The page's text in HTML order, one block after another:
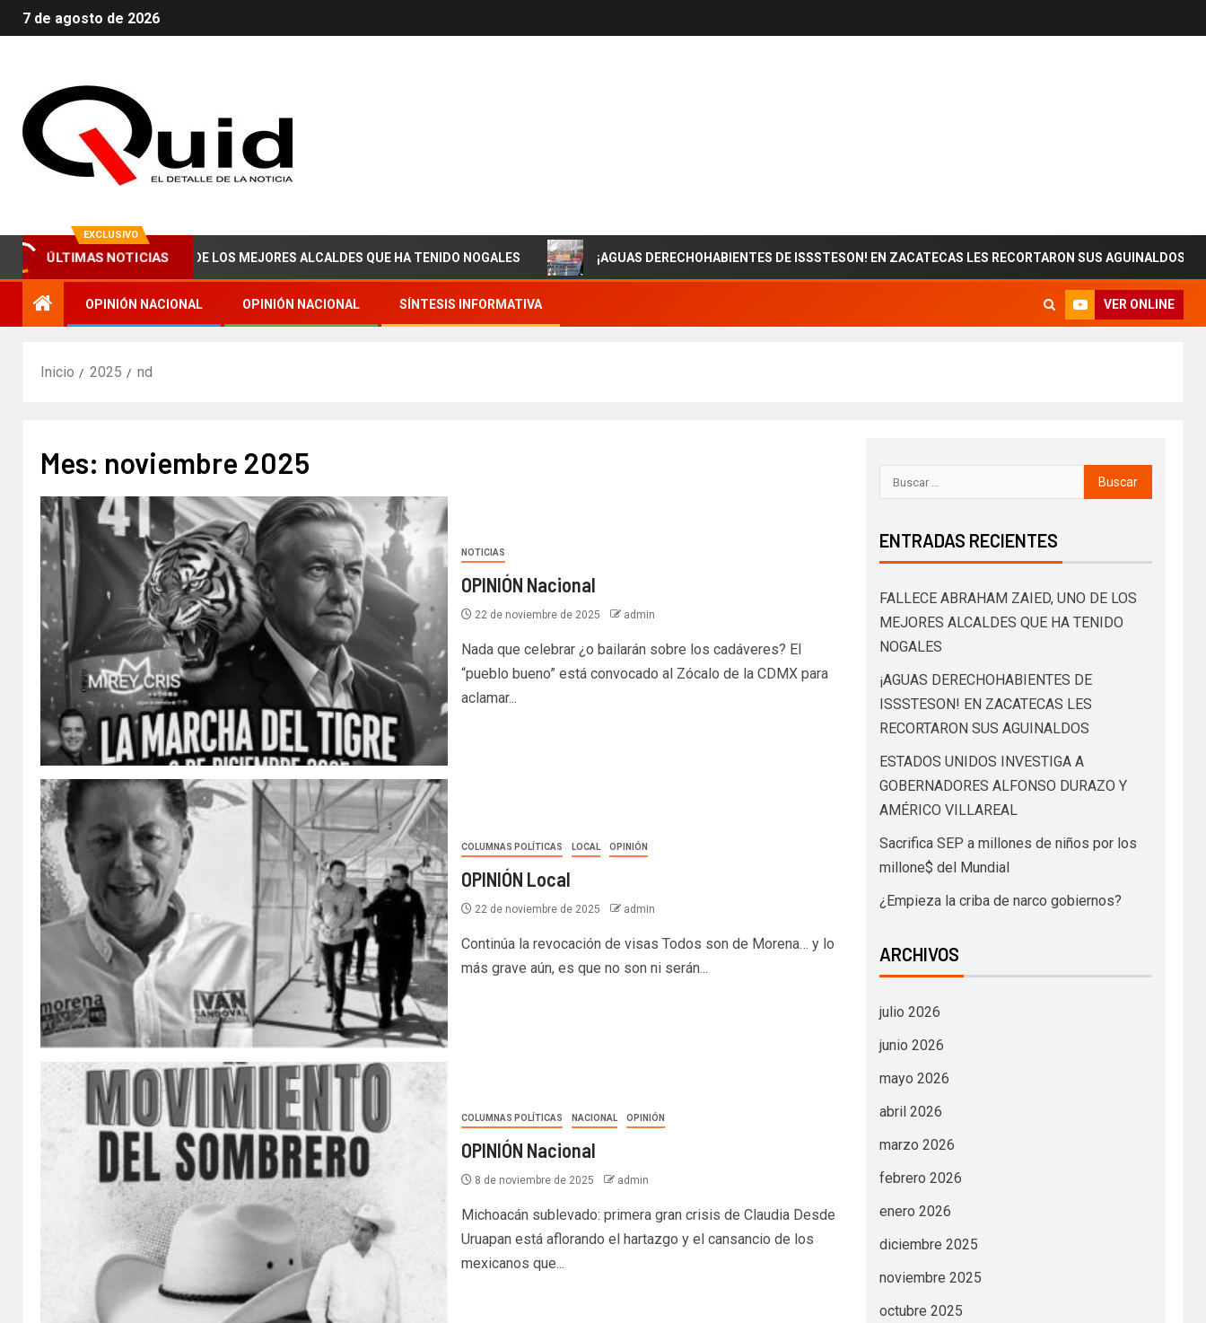
7 de agosto de 2026
EXCLUSIVO
ÚLTIMAS NOTICIAS
ZAIED, UNO DE LOS MEJORES ALCALDES QUE HA TENIDO NOGALES ¡AGUAS DERECHOHABIENTES DE ISSSTESON! EN ZACATECAS LES RECORTARON SUS AGUINALDOS
OPINIÓN NACIONAL OPINIÓN NACIONAL SÍNTESIS INFORMATIVA VER ONLINE
Inicio 2025 nd
Mes: noviembre 2025
NOTICIAS
OPINIÓN Nacional
22 de noviembre de 2025 admin
Nada que celebrar ¿o bailarán sobre los cadáveres? El
“pueblo bueno” está convocado al Zócalo de la CDMX para
aclamar...
COLUMNAS POLÍTICAS LOCAL OPINIÓN
OPINIÓN Local
22 de noviembre de 2025 admin
Continúa la revocación de visas Todos son de Morena… y lo
más grave aún, es que no son ni serán...
COLUMNAS POLÍTICAS NACIONAL OPINIÓN
OPINIÓN Nacional
8 de noviembre de 2025 admin
Michoacán sublevado: primera gran crisis de Claudia Desde
Uruapan está aflorando el hartazgo y el cansancio de los
mexicanos que...
ENTRADAS RECIENTES
FALLECE ABRAHAM ZAIED, UNO DE LOS
MEJORES ALCALDES QUE HA TENIDO
NOGALES
¡AGUAS DERECHOHABIENTES DE
ISSSTESON! EN ZACATECAS LES
RECORTARON SUS AGUINALDOS
ESTADOS UNIDOS INVESTIGA A
GOBERNADORES ALFONSO DURAZO Y
AMÉRICO VILLAREAL
Sacrifica SEP a millones de niños por los
millone$ del Mundial
¿Empieza la criba de narco gobiernos?
ARCHIVOS
julio 2026
junio 2026
mayo 2026
abril 2026
marzo 2026
febrero 2026
enero 2026
diciembre 2025
noviembre 2025
octubre 2025